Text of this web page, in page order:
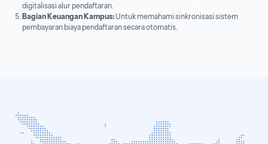
digitalisasi alur pendaftaran.
Bagian Keuangan Kampus:Untuk memahami sinkronisasi sistem
pembayaran biaya pendaftaran secara otomatis.